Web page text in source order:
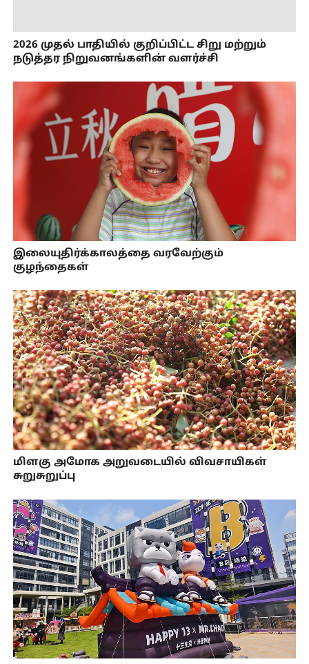
2026 முதல் பாதியில் குறிப்பிட்ட சிறு மற்றும்
நடுத்தர நிறுவனங்களின் வளர்ச்சி
இலையுதிர்க்காலத்தை வரவேற்கும்
குழந்தைகள்
மிளகு அமோக அறுவடையில் விவசாயிகள்
சுறுசுறுப்பு